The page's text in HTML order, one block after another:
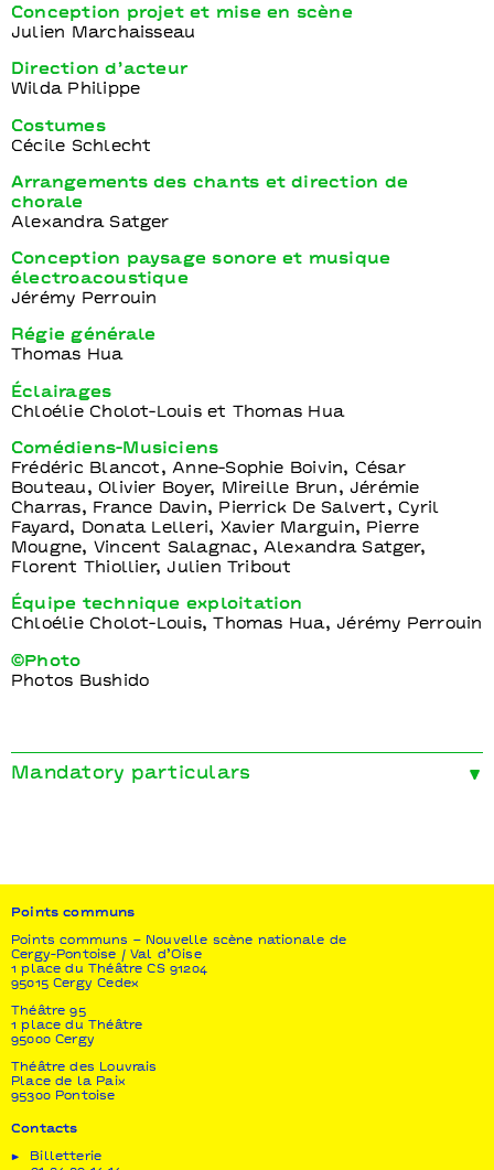
Conception projet et mise en scène
Julien Marchaisseau
Direction d’acteur
Wilda Philippe
Costumes
Cécile Schlecht
Arrangements des chants et direction de
chorale
Alexandra Satger
Conception paysage sonore et musique
électroacoustique
Jérémy Perrouin
Régie générale
Thomas Hua
Éclairages
Chloélie Cholot-Louis et Thomas Hua
Comédiens-Musiciens
Frédéric Blancot, Anne-Sophie Boivin, César
Bouteau, Olivier Boyer, Mireille Brun, Jérémie
Charras, France Davin, Pierrick De Salvert, Cyril
Fayard, Donata Lelleri, Xavier Marguin, Pierre
Mougne, Vincent Salagnac, Alexandra Satger,
Florent Thiollier, Julien Tribout
Équipe technique exploitation
Chloélie Cholot-Louis, Thomas Hua, Jérémy Perrouin
©Photo
Photos Bushido
Mandatory particulars
public – Sotteville-les-Rouen | David Binder
Production (NY) | Lift Festival | Stradda (Graz)
Soutiens
Réseau européen In Situ | Ministère de la Culture |
Région Sud | Département 13 Ville de Marseille |
Ministère de la ville
Points communs
Points communs – Nouvelle scène nationale de
Cergy-Pontoise / Val d’Oise
1 place du Théâtre CS 91204
95015 Cergy Cedex
Théâtre 95
1 place du Théâtre
95000 Cergy
Théâtre des Louvrais
Place de la Paix
95300 Pontoise
Contacts
Billetterie